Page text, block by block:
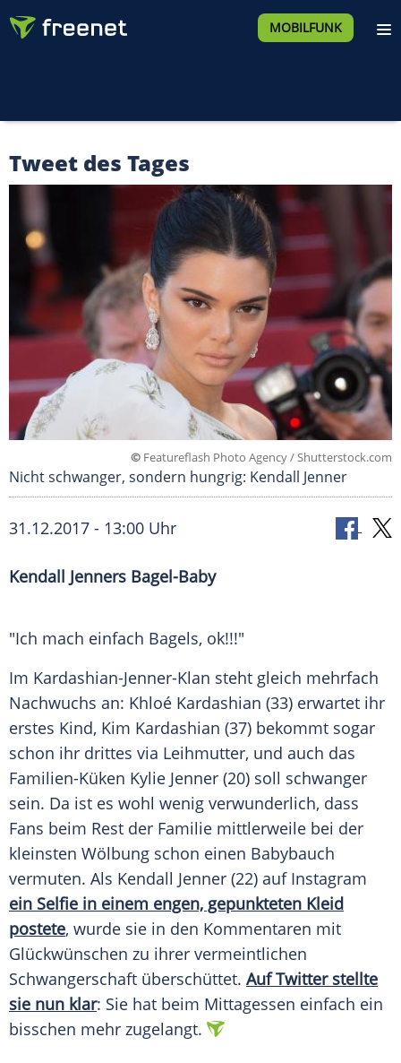
MOBILFUNK
Tweet des Tages
© Featureflash Photo Agency / Shutterstock.com
Nicht schwanger, sondern hungrig: Kendall Jenner
31.12.2017 - 13:00 Uhr
Kendall Jenners Bagel-Baby
"Ich mach einfach Bagels, ok!!!"
Im Kardashian-Jenner-Klan steht gleich mehrfach
Nachwuchs an: Khloé Kardashian (33) erwartet ihr
erstes Kind, Kim Kardashian (37) bekommt sogar
schon ihr drittes via Leihmutter, und auch das
Familien-Küken Kylie Jenner (20) soll schwanger
sein. Da ist es wohl wenig verwunderlich, dass
Fans beim Rest der Familie mittlerweile bei der
kleinsten Wölbung schon einen Babybauch
vermuten. Als Kendall Jenner (22) auf Instagram
ein Selfie in einem engen, gepunkteten Kleid
postete, wurde sie in den Kommentaren mit
Glückwünschen zu ihrer vermeintlichen
Schwangerschaft überschüttet. Auf Twitter stellte
sie nun klar: Sie hat beim Mittagessen einfach ein
bisschen mehr zugelangt.